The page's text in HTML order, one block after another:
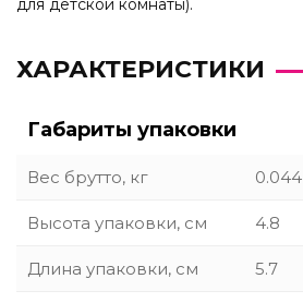
для детской комнаты).
ХАРАКТЕРИСТИКИ
Габариты упаковки
Вес брутто, кг 0.044
Высота упаковки, см 4.8
Длина упаковки, см 5.7